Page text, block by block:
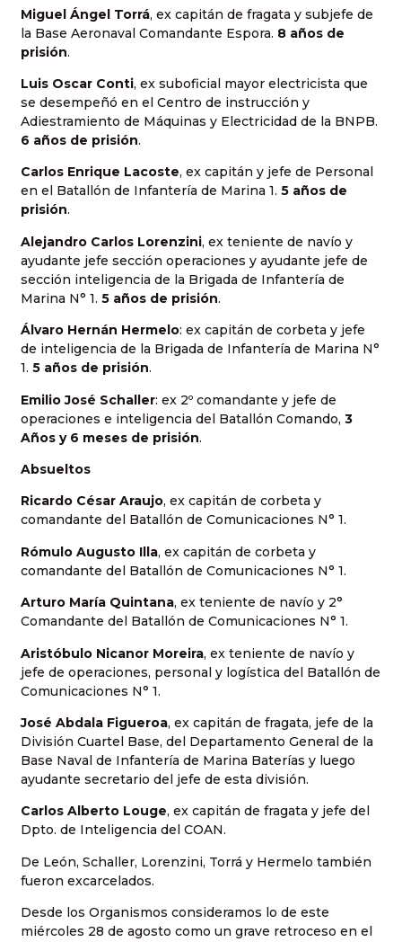
Miguel Ángel Torrá, ex capitán de fragata y subjefe de
la Base Aeronaval Comandante Espora. 8 años de
prisión.
Luis Oscar Conti, ex suboficial mayor electricista que
se desempeñó en el Centro de instrucción y
Adiestramiento de Máquinas y Electricidad de la BNPB.
6 años de prisión.
Carlos Enrique Lacoste, ex capitán y jefe de Personal
en el Batallón de Infantería de Marina 1. 5 años de
prisión.
Alejandro Carlos Lorenzini, ex teniente de navío y
ayudante jefe sección operaciones y ayudante jefe de
sección inteligencia de la Brigada de Infantería de
Marina N° 1. 5 años de prisión.
Álvaro Hernán Hermelo: ex capitán de corbeta y jefe
de inteligencia de la Brigada de Infantería de Marina N°
1. 5 años de prisión.
Emilio José Schaller: ex 2º comandante y jefe de
operaciones e inteligencia del Batallón Comando, 3
Años y 6 meses de prisión.
Absueltos
Ricardo César Araujo, ex capitán de corbeta y
comandante del Batallón de Comunicaciones N° 1.
Rómulo Augusto Illa, ex capitán de corbeta y
comandante del Batallón de Comunicaciones N° 1.
Arturo María Quintana, ex teniente de navío y 2°
Comandante del Batallón de Comunicaciones N° 1.
Aristóbulo Nicanor Moreira, ex teniente de navío y
jefe de operaciones, personal y logística del Batallón de
Comunicaciones N° 1.
José Abdala Figueroa, ex capitán de fragata, jefe de la
División Cuartel Base, del Departamento General de la
Base Naval de Infantería de Marina Baterías y luego
ayudante secretario del jefe de esta división.
Carlos Alberto Louge, ex capitán de fragata y jefe del
Dpto. de Inteligencia del COAN.
De León, Schaller, Lorenzini, Torrá y Hermelo también
fueron excarcelados.
Desde los Organismos consideramos lo de este
miércoles 28 de agosto como un grave retroceso en el